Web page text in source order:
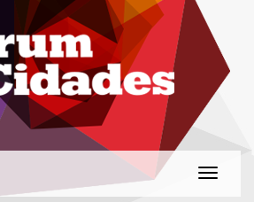
Alterar